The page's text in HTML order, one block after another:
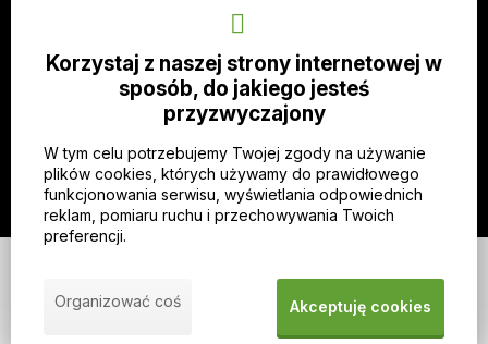
E-mail: info@imothep.cz
Nasz Instagram
Korzystaj z naszej strony internetowej w
sposób, do jakiego jesteś
przyzwyczajony
W tym celu potrzebujemy Twojej zgody na używanie
plików cookies, których używamy do prawidłowego
funkcjonowania serwisu, wyświetlania odpowiednich
reklam, pomiaru ruchu i przechowywania Twoich
preferencji.
Organizować coś Akceptuję cookies